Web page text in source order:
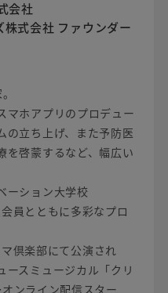
会社
式会社 ファウンダー
マホアプリのプロデュー
の立ち上げ、また予防医
を啓蒙するなど、幅広い
ーション大学校
員とともに多彩なプロ
倶楽部にて公演され
ースミュージカル「クリ
ンライン配信スター